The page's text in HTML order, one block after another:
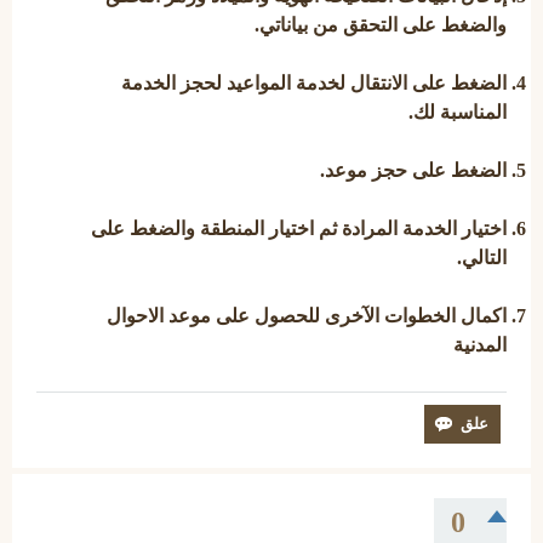
والضغط على التحقق من بياناتي.
الضغط على الانتقال لخدمة المواعيد لحجز الخدمة
المناسبة لك.
الضغط على حجز موعد.
اختيار الخدمة المرادة ثم اختيار المنطقة والضغط على
التالي.
اكمال الخطوات الآخرى للحصول على موعد الاحوال
المدنية
0